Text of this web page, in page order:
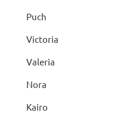
Puch
Victoria
Valeria
Nora
Kairo